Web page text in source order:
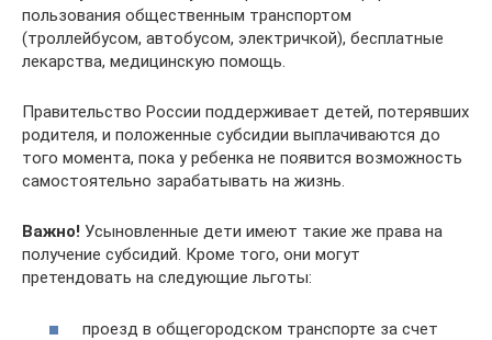
пользования общественным транспортом
(троллейбусом, автобусом, электричкой), бесплатные
лекарства, медицинскую помощь.
Правительство России поддерживает детей, потерявших
родителя, и положенные субсидии выплачиваются до
того момента, пока у ребенка не появится возможность
самостоятельно зарабатывать на жизнь.
Важно! Усыновленные дети имеют такие же права на
получение субсидий. Кроме того, они могут
претендовать на следующие льготы:
проезд в общегородском транспорте за счет